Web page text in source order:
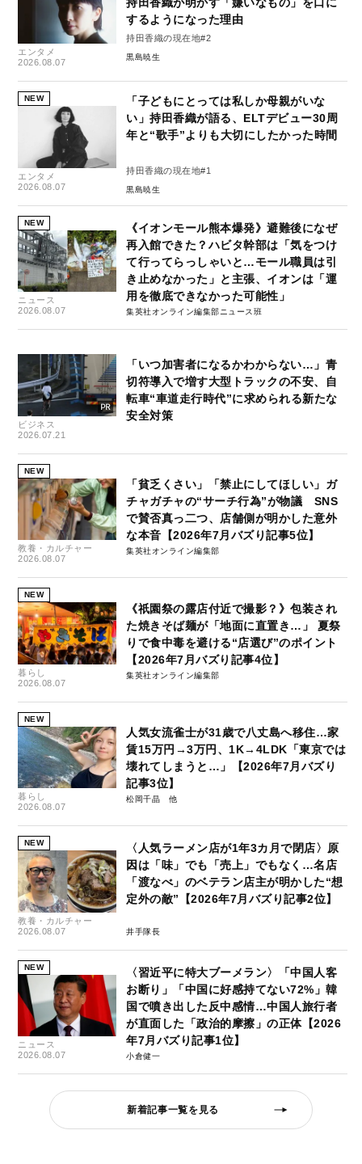
エンタメ
2026.08.07
持田香織が明かす「嫌いなもの」を口に
するようになった理由
持田香織の現在地#2
黒島暁生
NEW
エンタメ
2026.08.07
「子どもにとっては私しか母親がいな
い」持田香織が語る、ELTデビュー30周
年と“歌手”よりも大切にしたかった時間
持田香織の現在地#1
黒島暁生
NEW
ニュース
2026.08.07
《イオンモール熊本爆発》避難後になぜ
再入館できた？ハビタ幹部は「気をつけ
て行ってらっしゃいと…モール職員は引
き止めなかった」と主張、イオンは「運
用を徹底できなかった可能性」
集英社オンライン編集部ニュース班
ビジネス
2026.07.21
「いつ加害者になるかわからない…」青
切符導入で増す大型トラックの不安、自
転車“車道走行時代”に求められる新たな
安全対策
NEW
教養・カルチャー
2026.08.07
「貧乏くさい」「禁止にしてほしい」ガ
チャガチャの“サーチ行為”が物議 SNS
で賛否真っ二つ、店舗側が明かした意外
な本音【2026年7月バズり記事5位】
集英社オンライン編集部
NEW
暮らし
2026.08.07
《祇園祭の露店付近で撮影？》包装され
た焼きそば麺が「地面に直置き…」 夏祭
りで食中毒を避ける“店選び”のポイント
【2026年7月バズり記事4位】
集英社オンライン編集部
NEW
暮らし
2026.08.07
人気女流雀士が31歳で八丈島へ移住…家
賃15万円→3万円、1K→4LDK「東京では
壊れてしまうと…」【2026年7月バズり
記事3位】
松岡千晶
NEW
教養・カルチャー
2026.08.07
〈人気ラーメン店が1年3カ月で閉店〉原
因は「味」でも「売上」でもなく…名店
「渡なべ」のベテラン店主が明かした“想
定外の敵”【2026年7月バズり記事2位】
井手隊長
NEW
ニュース
2026.08.07
〈習近平に特大ブーメラン〉「中国人客
お断り」「中国に好感持てない72%」韓
国で噴き出した反中感情…中国人旅行者
が直面した「政治的摩擦」の正体【2026
年7月バズり記事1位】
小倉健一
新着記事一覧を見る